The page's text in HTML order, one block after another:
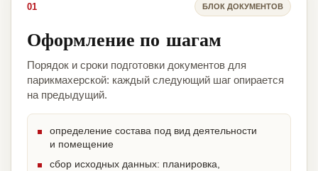
01 БЛОК ДОКУМЕНТОВ
Оформление по шагам
Порядок и сроки подготовки документов для
парикмахерской: каждый следующий шаг опирается
на предыдущий.
определение состава под вид деятельности
и помещение
сбор исходных данных: планировка,